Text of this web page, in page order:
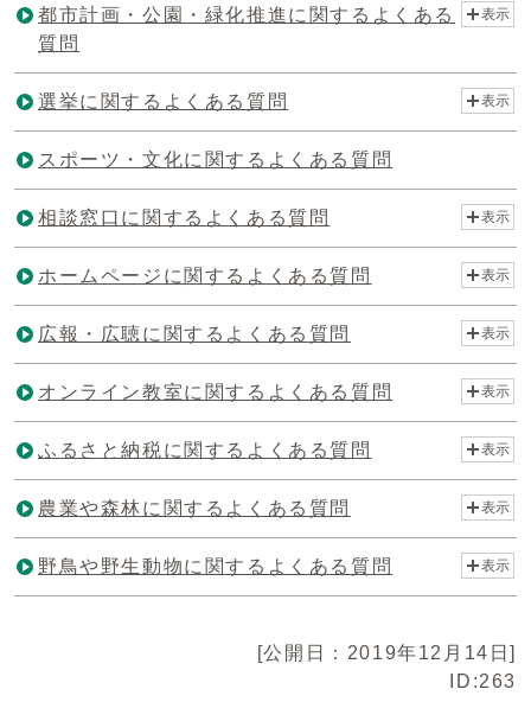
都市計画・公園・緑化推進に関するよくある
質問
表示
選挙に関するよくある質問 表示
スポーツ・文化に関するよくある質問
相談窓口に関するよくある質問 表示
ホームページに関するよくある質問 表示
広報・広聴に関するよくある質問 表示
オンライン教室に関するよくある質問 表示
ふるさと納税に関するよくある質問 表示
農業や森林に関するよくある質問 表示
野鳥や野生動物に関するよくある質問 表示
[公開日：2019年12月14日]
ID:263